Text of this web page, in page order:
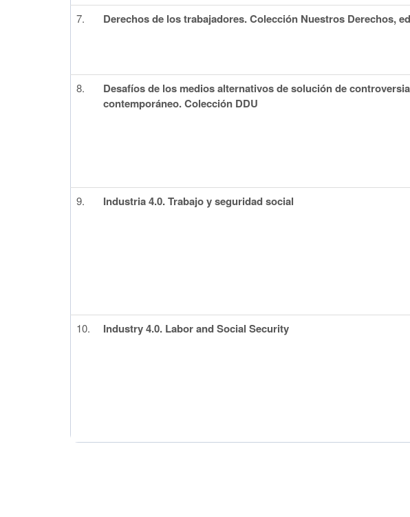
7. Derechos de los trabajadores. Colección Nuestros Derechos,
8.
Desafíos de los medios alternativos de solución de
contemporáneo. Colección DDU
9. Industria 4.0. Trabajo y seguridad social
10. Industry 4.0. Labor and Social Security